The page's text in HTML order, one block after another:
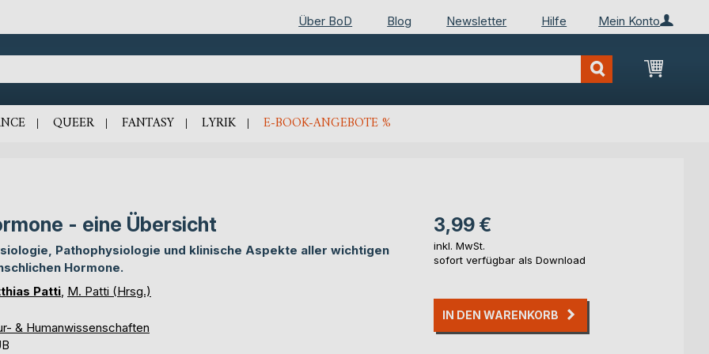
Mein Konto
Über BoD Blog Newsletter Hilfe
Mein
QUEER FANTASY LYRIK E-BOOK-ANGEBOTE %
- eine Übersicht
Pathophysiologie und klinische Aspekte aller wichtigen
Hormone.
Patti M. Patti (Hrsg.)
& Humanwissenschaften
3,99 €
inkl. MwSt.
sofort verfügbar als Download
IN DEN WARENKORB